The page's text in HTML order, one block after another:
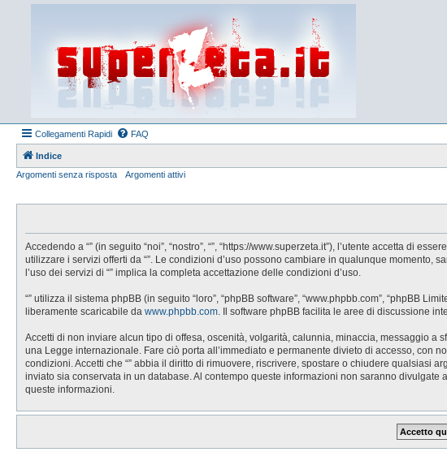
Collegamenti Rapidi FAQ
Indice
Argomenti senza risposta
Argomenti attivi
Accedendo a “” (in seguito “noi”, “nostro”, “”, “https://www.superzeta.it”), l’utente accetta di
utilizzare i servizi offerti da “”. Le condizioni d’uso possono cambiare in qualunque
l’uso dei servizi di “” implica la completa accettazione delle condizioni d’uso.
“” utilizza il sistema phpBB (in seguito “loro”, “phpBB software”, “www.phpbb.com”, “phpBB
liberamente scaricabile da www.phpbb.com . Il software phpBB facilita le aree di discussione
Accetti di non inviare alcun tipo di offesa, oscenità, volgarità, calunnia, minaccia, messaggio
una Legge internazionale. Fare ciò porta all’immediato e permanente divieto di accesso, con
condizioni. Accetti che “” abbia il diritto di rimuovere, riscrivere, spostare o chiudere qualsiasi
inviato sia conservata in un database. Al contempo queste informazioni non saranno
queste informazioni.